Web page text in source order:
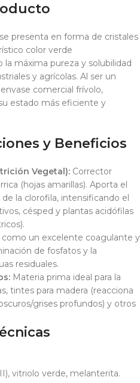
se presenta en forma de cristales
color verde
máxima pureza y solubilidad
y agrícolas. Al ser un
comercial frívolo,
estado más eficiente y
y Beneficios
Vegetal): Corrector
(hojas amarillas). Aporta el
la clorofila, intensificando el
césped y plantas acidófilas
un excelente coagulante y
de fosfatos y la
residuales.
Materia prima ideal para la
tintes para madera (reacciona
grises profundos) y otros
vitriolo verde, melanterita.